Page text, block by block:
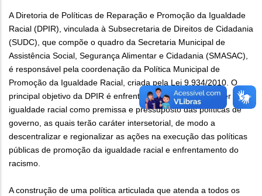
A Diretoria de Políticas de Reparação e Promoção da Igualdade
Racial (DPIR), vinculada à Subsecretaria de Direitos de Cidadania
(SUDC), que compõe o quadro da Secretaria Municipal de
Assistência Social, Segurança Alimentar e Cidadania (SMASAC),
é responsável pela coordenação da Política Municipal de
Promoção da Igualdade Racial, criada pela Lei 9.934/2010. O
principal objetivo da DPIR é enfrentar o racismo e promover a
igualdade racial como premissa e pressuposto das políticas de
governo, as quais terão caráter intersetorial, de modo a
descentralizar e regionalizar as ações na execução das políticas
públicas de promoção da igualdade racial e enfrentamento do
racismo.
A construção de uma política articulada que atenda a todos os